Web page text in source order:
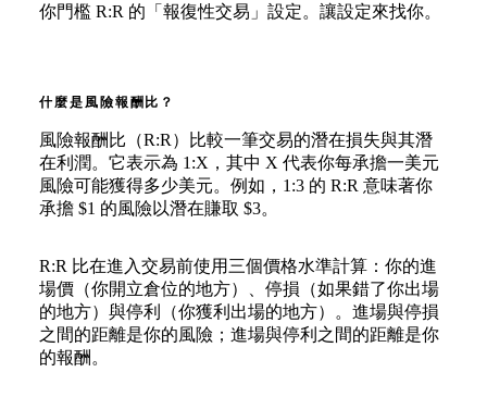
你門檻 R:R 的「報復性交易」設定。讓設定來找你。
什麼是風險報酬比？
風險報酬比（R:R）比較一筆交易的潛在損失與其潛
在利潤。它表示為 1:X，其中 X 代表你每承擔一美元
風險可能獲得多少美元。例如，1:3 的 R:R 意味著你
承擔 $1 的風險以潛在賺取 $3。
R:R 比在進入交易前使用三個價格水準計算：你的進
場價（你開立倉位的地方）、停損（如果錯了你出場
的地方）與停利（你獲利出場的地方）。進場與停損
之間的距離是你的風險；進場與停利之間的距離是你
的報酬。